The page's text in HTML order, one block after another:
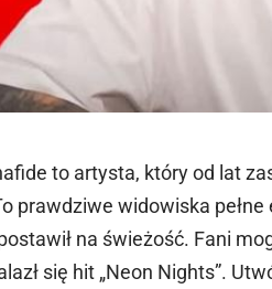
to artysta, który od lat
prawdziwe widowiska
na świeżość. Fani
się hit „Neon Nights”.